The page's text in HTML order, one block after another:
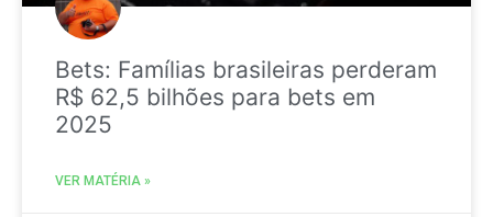
Bets: Famílias brasileiras perderam
R$ 62,5 bilhões para bets em
2025
VER MATÉRIA »